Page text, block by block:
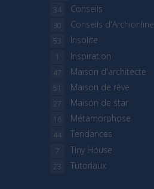
Conseils
34
Conseils d'Archionline
30
Insolite
53
Inspiration
1
Maison d'architecte
47
Maison de rêve
51
Maison de star
27
Métamorphose
16
Tendances
44
Tiny House
7
Tutoriaux
23